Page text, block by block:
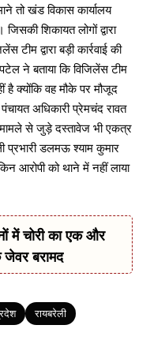
तो खंड विकास कार्यालय
शिकायत लोगों द्वारा
द्वारा बड़ी कार्रवाई की
ने बताया कि विजिलेंस टीम
है क्योंकि वह मौके पर मौजूद
अधिकारी प्रेमचंद रावत
से जुड़े दस्तावेज भी एकत्र
डलमऊ श्याम कुमार
आरोपी को थाने में नहीं लाया
में चोरी का एक और
जेवर बरामद
रायबरेली